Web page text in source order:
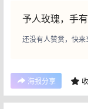
予人玫瑰，手
还没有人赞赏，快来
海报分享